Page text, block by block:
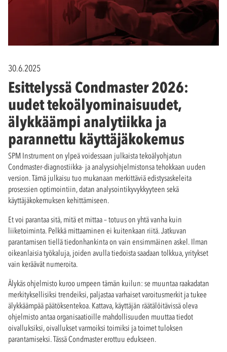
30.6.2025
Esittelyssä Condmaster 2026:
uudet tekoälyominaisuudet,
älykkäämpi analytiikka ja
parannettu käyttäjäkokemus
SPM Instrument on ylpeä voidessaan julkaista tekoälyohjatun
Condmaster-diagnostiikka- ja analyysiohjelmistonsa tehokkaan uuden
version. Tämä julkaisu tuo mukanaan merkittäviä edistysaskeleita
prosessien optimointiin, datan analysointikyvykkyyteen sekä
käyttäjäkokemuksen kehittämiseen.
Et voi parantaa sitä, mitä et mittaa – totuus on yhtä vanha kuin
liiketoiminta. Pelkkä mittaaminen ei kuitenkaan riitä. Jatkuvan
parantamisen tiellä tiedonhankinta on vain ensimmäinen askel. Ilman
oikeanlaisia työkaluja, joiden avulla tiedoista saadaan tolkkua, yritykset
vain keräävät numeroita.
Älykäs ohjelmisto kuroo umpeen tämän kuilun: se muuntaa raakadatan
merkityksellisiksi trendeiksi, paljastaa varhaiset varoitusmerkit ja tukee
älykkäämpää päätöksentekoa. Kattava, käyttäjän räätälöitävissä oleva
ohjelmisto antaa organisaatioille mahdollisuuden muuttaa tiedot
oivalluksiksi, oivallukset varmoiksi toimiksi ja toimet tuloksen
parantamiseksi. Tässä Condmaster erottuu edukseen.